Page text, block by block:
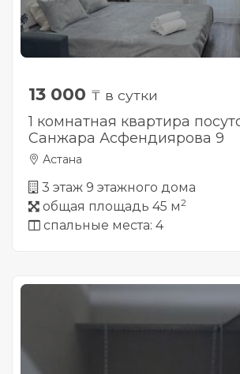
13 000 ₸ в сутки
1 комнатная квартира
Санжара Асфендиярова 9
Астана
3 этаж 9 этажного дома
общая площадь 45 м2
спальные места: 4